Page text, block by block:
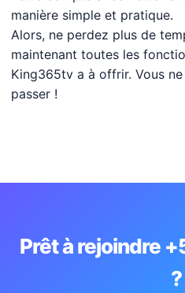
manière simple et pratique.
Alors, ne perdez plus de
maintenant toutes les
King365tv a à offrir. Vous
passer !
Prêt à rejoindre
?